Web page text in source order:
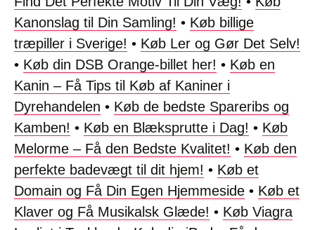
Kanonslag til Din Samling! • Køb billige
træpiller i Sverige! • Køb Ler og Gør Det Selv!
• Køb din DSB Orange-billet her! • Køb en
Kanin – Få Tips til Køb af Kaniner i
Dyrehandelen • Køb de bedste Spareribs og
Kamben! • Køb en Blæksprutte i Dag! • Køb
Melorme – Få den Bedste Kvalitet! • Køb den
perfekte badevægt til dit hjem! • Køb et
Domain og Få Din Egen Hjemmeside • Køb et
Klaver og Få Musikalsk Glæde! • Køb Viagra